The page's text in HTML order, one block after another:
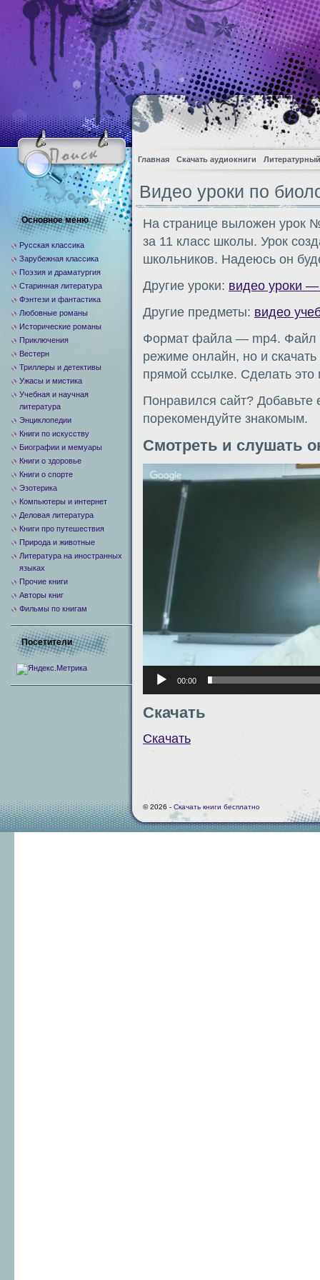
Главная Скачать аудиокниги
Видео уроки по
На странице выложен урок
за 11 класс школы. Урок
школьников. Надеюсь он
Другие уроки: видео уроки —
Другие предметы: видео
Формат файла — mp4. Файл
режиме онлайн, но и
прямой ссылке. Сделать
Понравился сайт? Добавьте
порекомендуйте знакомым.
Смотреть и слушать
Видеоплеер
00:00
Скачать
Скачать
Основное меню
Русская классика
Зарубежная классика
Поэзия и драматургия
Старинная литература
Фэнтези и фантастика
Любовные романы
Исторические романы
Приключения
Вестерн
Триллеры и детективы
Ужасы и мистика
Учебная и научная
литература
Энциклопедии
Книги по искусству
Биографии и мемуары
Книги о здоровье
Книги о спорте
Эзотерика
Компьютеры и интернет
Деловая литература
Книги про путешествия
Природа и животные
Литература на иностранных
языках
Прочие книги
Авторы книг
Фильмы по книгам
Посетители
© 2026 - Скачать книги бесплатно